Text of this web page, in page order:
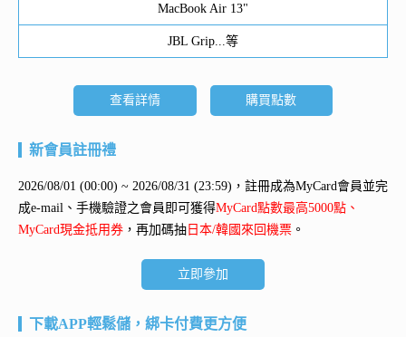
MacBook Air 13"
JBL Grip...等
查看詳情 購買點數
新會員註冊禮
2026/08/01 (00:00) ~ 2026/08/31 (23:59)，註冊成為MyCard會員並完
成e-mail、手機驗證之會員即可獲得MyCard點數最高5000點、
MyCard現金抵用券 ，再加碼抽 日本/韓國來回機票 。
立即參加
下載APP輕鬆儲，綁卡付費更方便